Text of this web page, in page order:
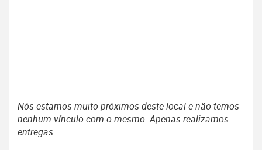
Nós estamos muito próximos deste local e não temos
nenhum vínculo com o mesmo. Apenas realizamos
entregas.